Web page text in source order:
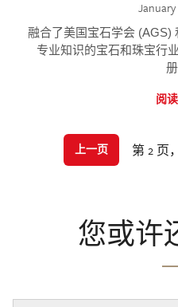
融合了美国宝石学会 (AGS)
专业知识的宝石和珠宝行
册
阅
上一页 第 2 页
您或许